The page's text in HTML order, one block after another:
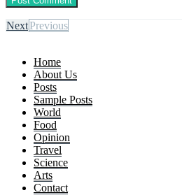
NextPrevious
Home
About Us
Posts
Sample Posts
World
Food
Opinion
Travel
Science
Arts
Contact